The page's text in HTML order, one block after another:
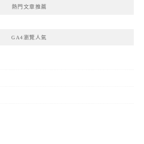
熱門文章推薦
GA4瀏覽人氣